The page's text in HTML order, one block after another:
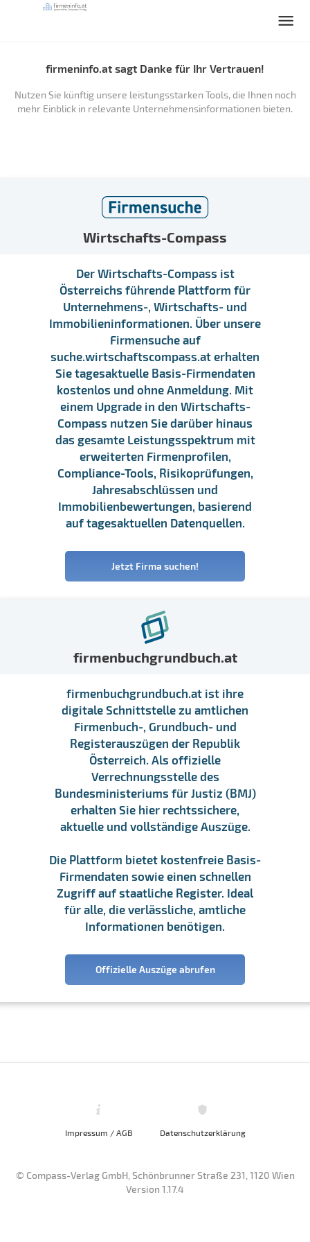
firmeninfo.at sagt Danke für Ihr Vertrauen!
Nutzen Sie künftig unsere leistungsstarken Tools, die Ihnen noch
mehr Einblick in relevante Unternehmensinformationen bieten.
Wirtschafts-Compass
Der Wirtschafts-Compass ist
Österreichs führende Plattform für
Unternehmens-, Wirtschafts- und
Immobilieninformationen. Über unsere
Firmensuche auf
suche.wirtschaftscompass.at erhalten
Sie tagesaktuelle Basis-Firmendaten
kostenlos und ohne Anmeldung. Mit
einem Upgrade in den Wirtschafts-
Compass nutzen Sie darüber hinaus
das gesamte Leistungsspektrum mit
erweiterten Firmenprofilen,
Compliance-Tools, Risikoprüfungen,
Jahresabschlüssen und
Immobilienbewertungen, basierend
auf tagesaktuellen Datenquellen.
Jetzt Firma suchen!
firmenbuchgrundbuch.at
firmenbuchgrundbuch.at ist ihre
digitale Schnittstelle zu amtlichen
Firmenbuch-, Grundbuch- und
Registerauszügen der Republik
Österreich. Als offizielle
Verrechnungsstelle des
Bundesministeriums für Justiz (BMJ)
erhalten Sie hier rechtssichere,
aktuelle und vollständige Auszüge.
Die Plattform bietet kostenfreie Basis-
Firmendaten sowie einen schnellen
Zugriff auf staatliche Register. Ideal
für alle, die verlässliche, amtliche
Informationen benötigen.
Offizielle Auszüge abrufen
Impressum / AGB Datenschutzerklärung
© Compass-Verlag GmbH, Schönbrunner Straße 231, 1120 Wien
Version 1.17.4